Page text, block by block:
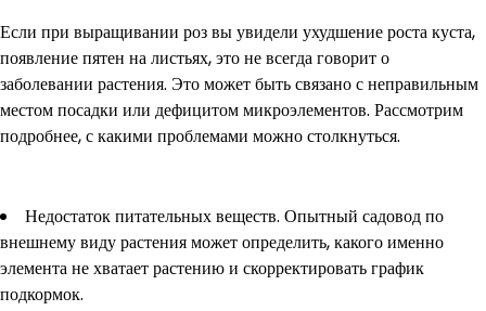
Если при выращивании роз вы увидели ухудшение роста куста,
появление пятен на листьях, это не всегда говорит о
заболевании растения. Это может быть связано с неправильным
местом посадки или дефицитом микроэлементов. Рассмотрим
подробнее, с какими проблемами можно столкнуться.
Недостаток питательных веществ. Опытный садовод по
внешнему виду растения может определить, какого именно
элемента не хватает растению и скорректировать график
подкормок.